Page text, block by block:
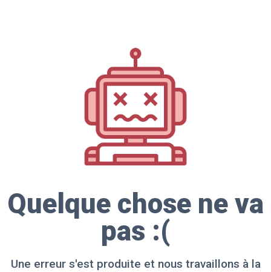
Quelque chose ne va
pas :(
Une erreur s'est produite et nous travaillons à la